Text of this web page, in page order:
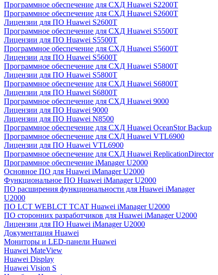
Программное обеспечение для СХД Huawei S2200T
Программное обеспечение для СХД Huawei S2600T
Лицензии для ПО Huawei S2600T
Программное обеспечение для СХД Huawei S5500T
Лицензии для ПО Huawei S5500T
Программное обеспечение для СХД Huawei S5600T
Лицензии для ПО Huawei S5600T
Программное обеспечение для СХД Huawei S5800T
Лицензии для ПО Huawei S5800T
Программное обеспечение для СХД Huawei S6800T
Лицензии для ПО Huawei S6800T
Программное обеспечение для СХД Huawei 9000
Лицензии для ПО Huawei 9000
Лицензии для ПО Huawei N8500
Программное обеспечение для СХД Huawei OceanStor Backup
Программное обеспечение для СХД Huawei VTL6900
Лицензии для ПО Huawei VTL6900
Программное обеспечение для СХД Huawei ReplicationDirector
Программное обеспечение iManager U2000
Основное ПО для Huawei iManager U2000
Функциональное ПО Huawei iManager U2000
ПО расширения функциональности для Huawei iManager
U2000
ПО LCT WEBLCT TCAT Huawei iManager U2000
ПО сторонних разработчиков для Huawei iManager U2000
Лицензии для ПО Huawei iManager U2000
Документация Huawei
Мониторы и LED-панели Huawei
Huawei MateView
Huawei Display
Huawei Vision S